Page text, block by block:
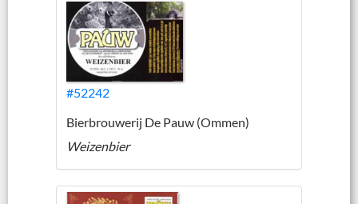
#52242
Bierbrouwerij De Pauw (Ommen)
Weizenbier